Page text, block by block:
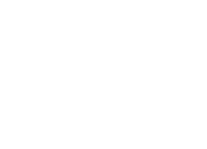
otte ugers offentlig høring